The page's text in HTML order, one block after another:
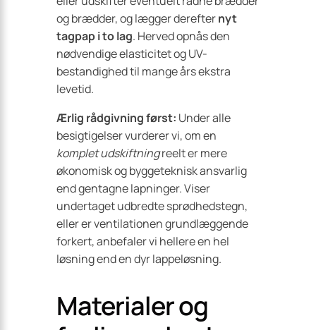
og brædder, og lægger derefternyt
tagpap i to lag. Herved opnås den
nødvendige elasticitet og UV-
bestandighed til mange års ekstra
levetid.
Ærlig rådgivning først: Under alle
besigtigelser vurderer vi, om en
komplet udskiftningreelt er mere
økonomisk og byggeteknisk ansvarlig
end gentagne lapninger. Viser
undertaget udbredte sprødhedstegn,
eller er ventilationen grundlæggende
forkert, anbefaler vi hellere en hel
løsning end en dyr lappeløsning.
Materialer og